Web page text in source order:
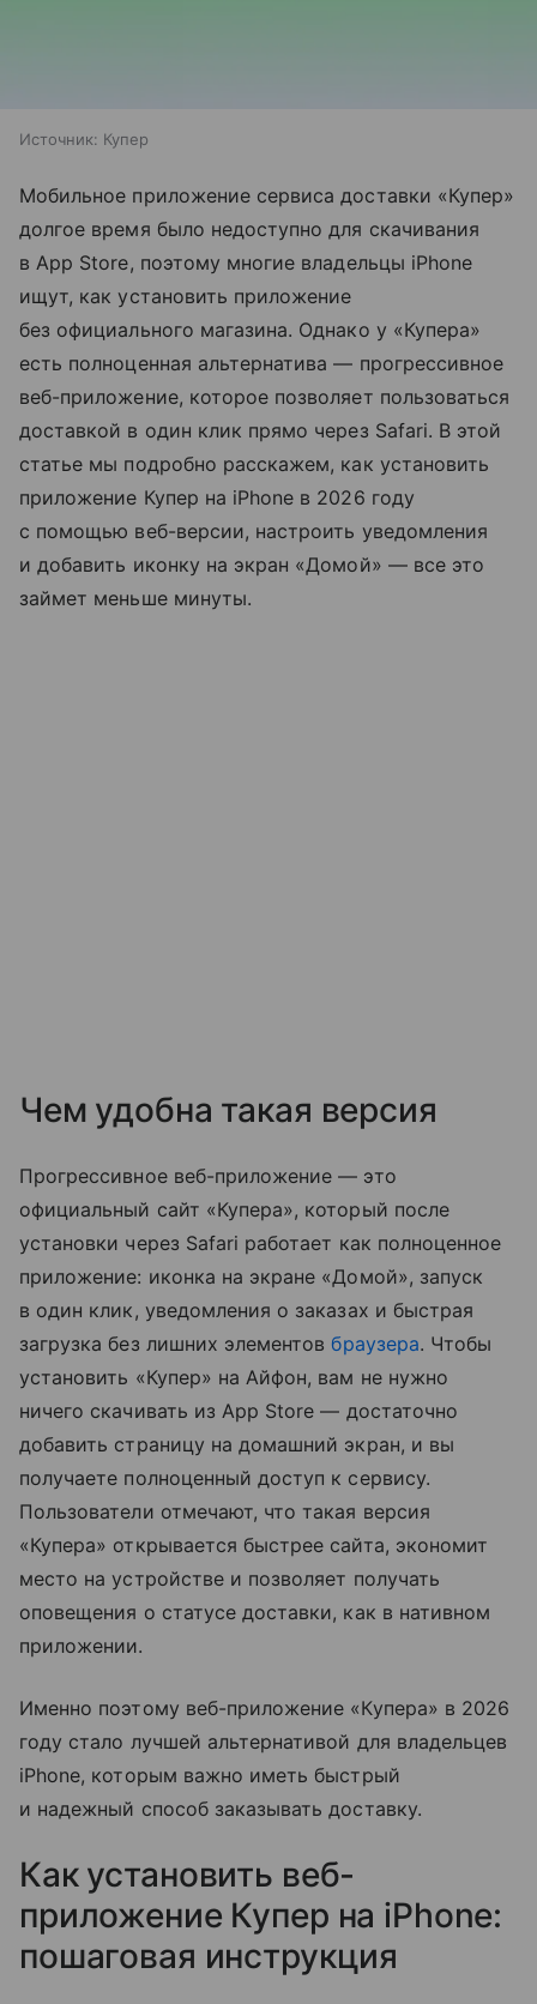
Источник: Купер
Мобильное приложение сервиса доставки «Купер»
долгое время было недоступно для скачивания
в App Store, поэтому многие владельцы iPhone
ищут, как установить приложение
без официального магазина. Однако у «Купера»
есть полноценная альтернатива — прогрессивное
веб-приложение, которое позволяет пользоваться
доставкой в один клик прямо через Safari. В этой
статье мы подробно расскажем, как установить
приложение Купер на iPhone в 2026 году
с помощью веб-версии, настроить уведомления
и добавить иконку на экран «Домой» — все это
займет меньше минуты.
Чем удобна такая версия
Прогрессивное веб-приложение — это
официальный сайт «Купера», который после
установки через Safari работает как полноценное
приложение: иконка на экране «Домой», запуск
в один клик, уведомления о заказах и быстрая
загрузка без лишних элементовбраузера. Чтобы
установить «Купер» на Айфон, вам не нужно
ничего скачивать из App Store — достаточно
добавить страницу на домашний экран, и вы
получаете полноценный доступ к сервису.
Пользователи отмечают, что такая версия
«Купера» открывается быстрее сайта, экономит
место на устройстве и позволяет получать
оповещения о статусе доставки, как в нативном
приложении.
Именно поэтому веб-приложение «Купера» в 2026
году стало лучшей альтернативой для владельцев
iPhone, которым важно иметь быстрый
и надежный способ заказывать доставку.
Как установить веб-
приложение Купер на iPhone:
пошаговая инструкция